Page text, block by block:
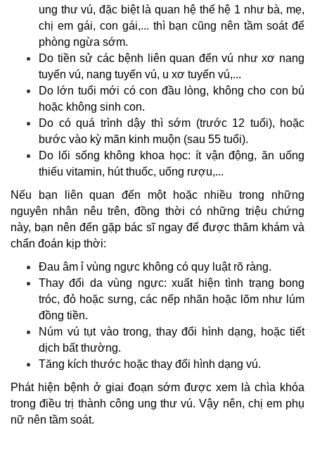
ung thư vú, đặc biệt là quan hệ thế hệ 1 như bà, mẹ,
chị em gái, con gái,... thì bạn cũng nên tầm soát để
phòng ngừa sớm.
Do tiền sử các bệnh liên quan đến vú như xơ nang
tuyến vú, nang tuyến vú, u xơ tuyến vú,...
Do lớn tuổi mới có con đầu lòng, không cho con bú
hoặc không sinh con.
Do có quá trình dậy thì sớm (trước 12 tuổi), hoặc
bước vào kỳ mãn kinh muộn (sau 55 tuổi).
Do lối sống không khoa học: ít vận động, ăn uống
thiếu vitamin, hút thuốc, uống rượu,...
Nếu bạn liên quan đến một hoặc nhiều trong những
nguyên nhân nêu trên, đồng thời có những triệu chứng
này, bạn nên đến gặp bác sĩ ngay để được thăm khám và
chẩn đoán kịp thời:
Đau âm ỉ vùng ngực không có quy luật rõ ràng.
Thay đổi da vùng ngực: xuất hiện tình trạng bong
tróc, đỏ hoặc sưng, các nếp nhăn hoặc lõm như lúm
đồng tiền.
Núm vú tụt vào trong, thay đổi hình dạng, hoặc tiết
dịch bất thường.
Tăng kích thước hoặc thay đổi hình dạng vú.
Phát hiện bệnh ở giai đoạn sớm được xem là chìa khóa
trong điều trị thành công ung thư vú. Vậy nên, chị em phụ
nữ nên tầm soát.